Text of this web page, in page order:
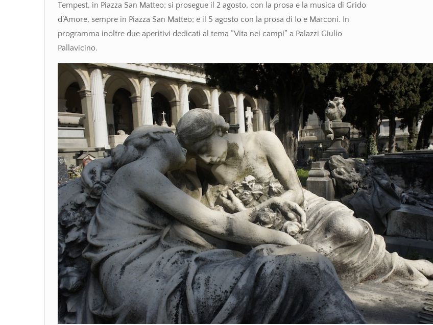
Tempest, in Piazza San Matteo; si prosegue il 2 agosto, con la prosa e la musica di Grido
d’Amore, sempre in Piazza San Matteo; e il 5 agosto con la prosa di Io e Marconi. In
programma inoltre due aperitivi dedicati al tema “Vita nei campi” a Palazzi Giulio
Pallavicino.